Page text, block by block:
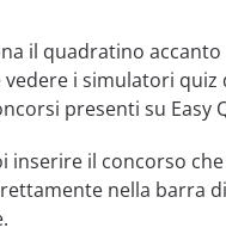
il quadratino accanto
vedere i simulatori
presenti su Easy
inserire il concorso
nella barra